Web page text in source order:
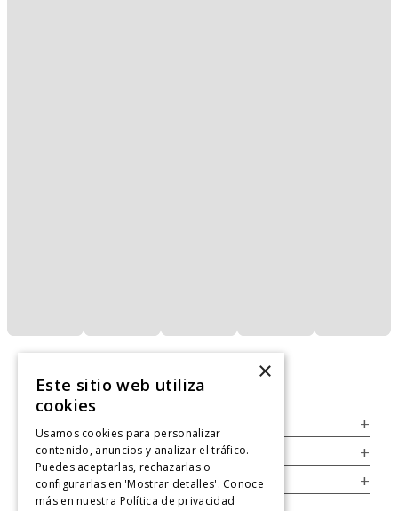
+
Legal +
Cuenta +
×
Este sitio web utiliza
cookies
Usamos cookies para personalizar
contenido, anuncios y analizar el tráfico.
Puedes aceptarlas, rechazarlas o
configurarlas en 'Mostrar detalles'. Conoce
más en nuestra Política de privacidad